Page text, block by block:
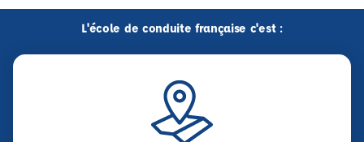
L'école de conduite française c'est :